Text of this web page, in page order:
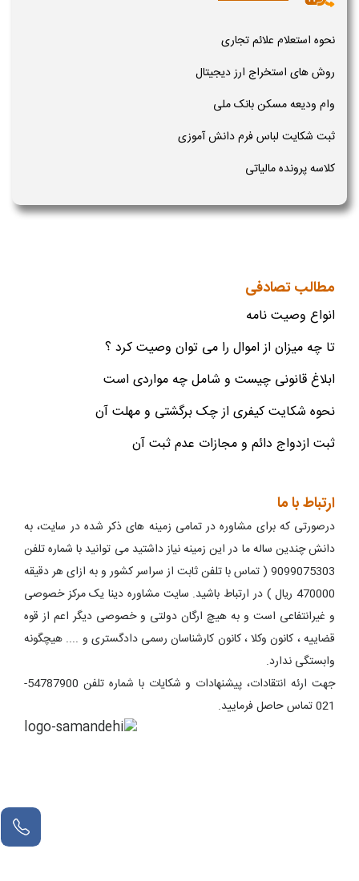
نحوه استعلام علائم تجاری
روش های استخراج ارز دیجیتال
وام ودیعه مسکن بانک ملی
ثبت شکایت لباس فرم دانش آموزی
کلاسه پرونده مالیاتی
مطالب تصادفی
انواع وصیت نامه
تا چه میزان از اموال را می توان وصیت کرد ؟
ابلاغ قانونی چیست و شامل چه مواردی است
نحوه شکایت کیفری از چک برگشتی و مهلت آن
ثبت ازدواج دائم و مجازات عدم ثبت آن
ارتباط با ما
درصورتی که برای مشاوره در تمامی زمینه های ذکر شده در سایت، به
دانش چندین ساله ما در این زمینه نیاز داشتید می توانید با شماره تلفن
9099075303 ( تماس با تلفن ثابت از سراسر کشور و به ازای هر دقیقه
470000 ریال ) در ارتباط باشید. سایت مشاوره دینا یک مرکز خصوصی
و غیرانتفاعی است و به هیچ ارگان دولتی و خصوصی دیگر اعم از قوه
قضاییه ، کانون وکلا ، کانون کارشناسان رسمی دادگستری و .... هیچگونه
وابستگی ندارد.
جهت ارئه انتقادات، پیشنهادات و شکایات با شماره تلفن 54787900-
021 تماس حاصل فرمایید.